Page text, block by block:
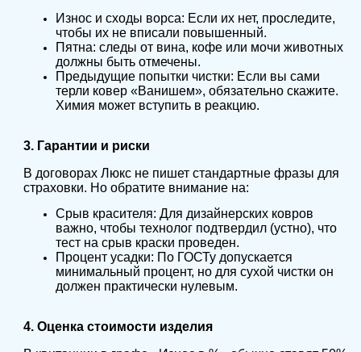
Износ и сходы ворса: Если их нет, проследите,
чтобы их не вписали повышенный.
Пятна: следы от вина, кофе или мочи животных
должны быть отмечены.
Предыдущие попытки чистки: Если вы сами
терли ковер «Ванишем», обязательно скажите.
Химия может вступить в реакцию.
3. Гарантии и риски
В договорах Люкс не пишет стандартные фразы для
страховки. Но обратите внимание на:
Срыв красителя: Для дизайнерских ковров
важно, чтобы технолог подтвердил (устно), что
тест на срыв краски проведен.
Процент усадки: По ГОСТу допускается
минимальный процент, но для сухой чистки он
должен практически нулевым.
4. Оценка стоимости изделия